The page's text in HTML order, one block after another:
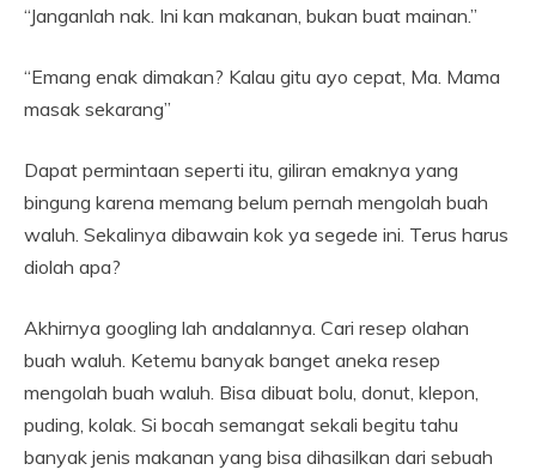
“Janganlah nak. Ini kan makanan, bukan buat mainan.”
“Emang enak dimakan? Kalau gitu ayo cepat, Ma. Mama
masak sekarang”
Dapat permintaan seperti itu, giliran emaknya yang
bingung karena memang belum pernah mengolah buah
waluh. Sekalinya dibawain kok ya segede ini. Terus harus
diolah apa?
Akhirnya googling lah andalannya. Cari resep olahan
buah waluh. Ketemu banyak banget aneka resep
mengolah buah waluh. Bisa dibuat bolu, donut, klepon,
puding, kolak. Si bocah semangat sekali begitu tahu
banyak jenis makanan yang bisa dihasilkan dari sebuah